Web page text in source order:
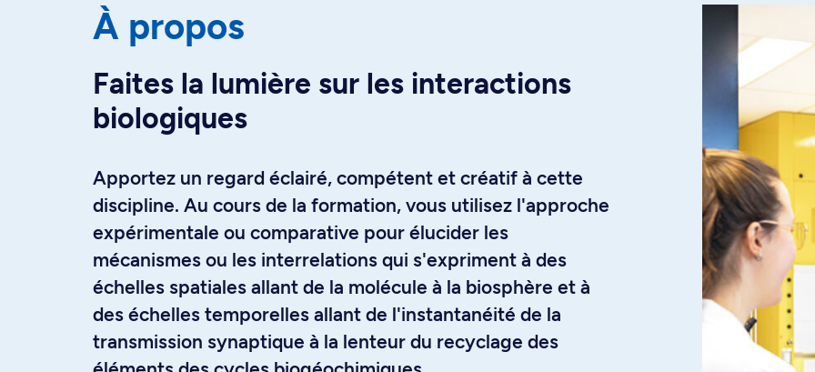
À propos
Faites la lumière sur les interactions
biologiques
Apportez un regard éclairé, compétent et créatif à cette
discipline. Au cours de la formation, vous utilisez l'approche
expérimentale ou comparative pour élucider les
mécanismes ou les interrelations qui s'expriment à des
échelles spatiales allant de la molécule à la biosphère et à
des échelles temporelles allant de l'instantanéité de la
transmission synaptique à la lenteur du recyclage des